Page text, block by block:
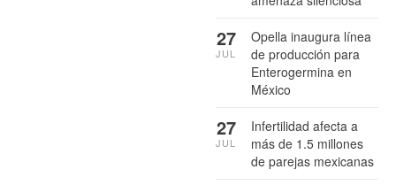
Opella inaugura línea
de producción para
Enterogermina en
México
27
JUL
Infertilidad afecta a
más de 1.5 millones
de parejas mexicanas
27
JUL